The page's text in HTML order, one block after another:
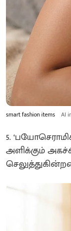
smart fashion items AI
5.
அளிக்கும்